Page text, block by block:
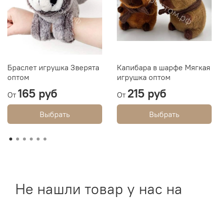
Браслет игрушка Зверята
оптом
От 165 руб
Выбрать
Капибара в шарфе Мягкая
игрушка оптом
От 215 руб
Выбрать
Не нашли товар у нас на